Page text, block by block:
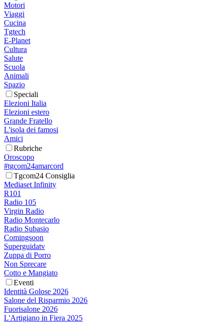
Motori
Viaggi
Cucina
Tgtech
E-Planet
Cultura
Salute
Scuola
Animali
Spazio
Speciali
Elezioni Italia
Elezioni estero
Grande Fratello
L'isola dei famosi
Amici
Rubriche
Oroscopo
#tgcom24amarcord
Tgcom24 Consiglia
Mediaset Infinity
R101
Radio 105
Virgin Radio
Radio Montecarlo
Radio Subasio
Comingsoon
Superguidatv
Zuppa di Porro
Non Sprecare
Cotto e Mangiato
Eventi
Identità Golose 2026
Salone del Risparmio 2026
Fuorisalone 2026
L'Artigiano in Fiera 2025